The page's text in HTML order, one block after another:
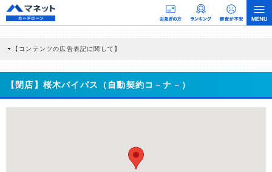
【コンテンツの広告表記に関して】
商品を根拠なくPRするものではなく、当編集部の調査／ユーザーへの口コミ収集な
どに基づき、公平性を担保した情報提供を行っています。
>提携企業一覧
【閉店】桜木バイパス（自動契約コ－ナ－）